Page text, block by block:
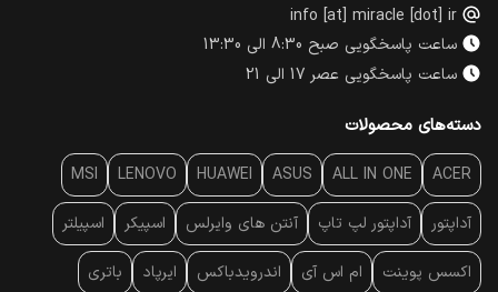
info [at] miracle [dot] ir
ساعت پاسخگویی صبح 8:30 الی 13:30
ساعت پاسخگویی عصر 17 الی 21
دسته‌های محصولات
ACER
ALL IN ONE
ASUS
HUAWEI
LENOVO
MSI
آداپتور آداپتور لپ تاپ آنتن‌ های وایرلس اسپیکر اسپیلتر
اکسس پوینت ام اس آی اندرویدباکس ایرپاد باتری